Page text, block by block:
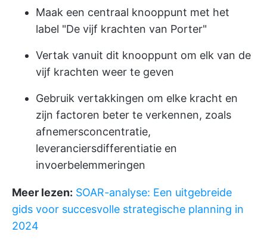
Maak een centraal knooppunt met het
label "De vijf krachten van Porter"
Vertak vanuit dit knooppunt om elk van de
vijf krachten weer te geven
Gebruik vertakkingen om elke kracht en
zijn factoren beter te verkennen, zoals
afnemersconcentratie,
leveranciersdifferentiatie en
invoerbelemmeringen
Meer lezen: SOAR-analyse: Een uitgebreide
gids voor succesvolle strategische planning in
2024